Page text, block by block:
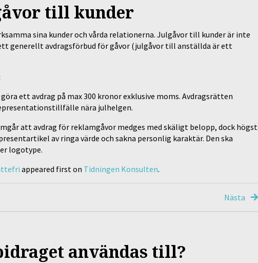
till kunder
sina kunder och vårda relationerna. Julgåvor till kunder är inte
generellt avdragsförbud för gåvor (julgåvor till anställda är ett
ett avdrag på max 300 kronor exklusive moms. Avdragsrätten
nära julhelgen.
att avdrag för reklamgåvor medges med skäligt belopp, dock högst
av ringa värde och sakna personlig karaktär. Den ska
logotype.
appeared first on Tidningen Konsulten.
Nästa
användas till?